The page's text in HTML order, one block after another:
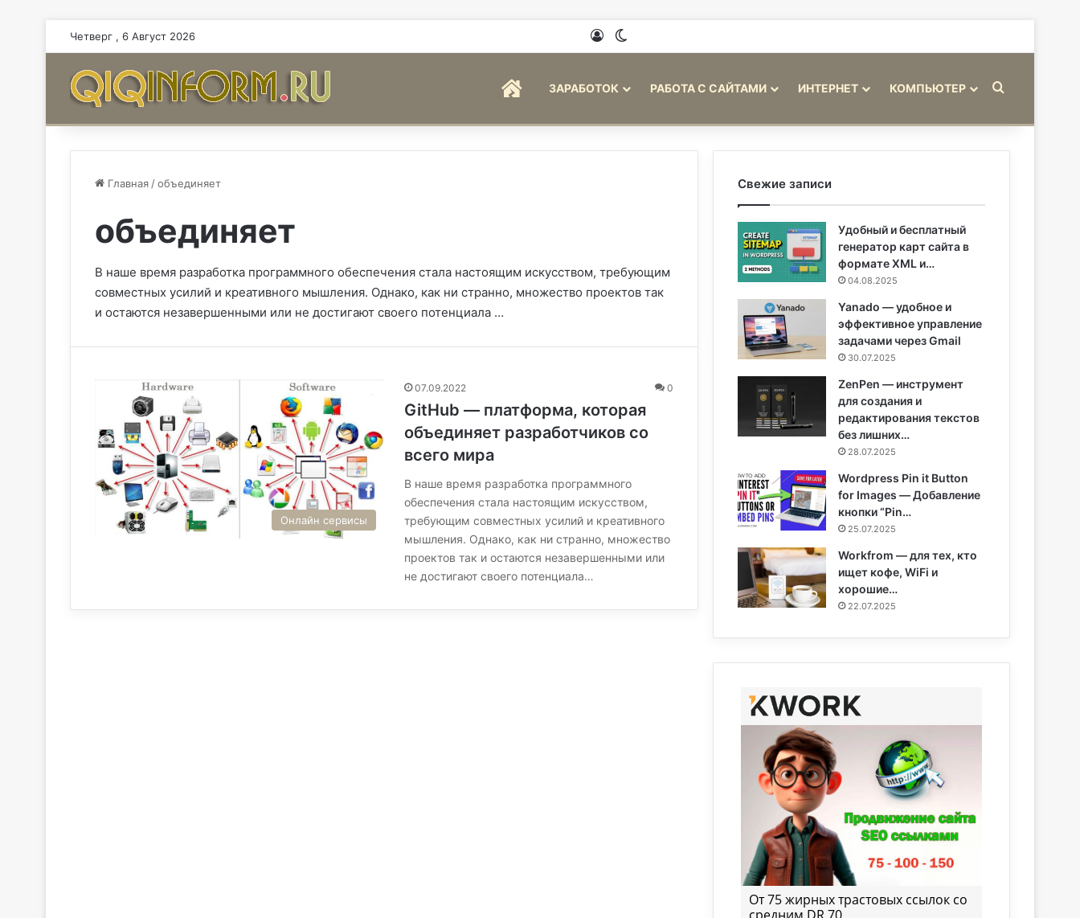
Четверг , 6 Август 2026 Войти
ГЛАВНАЯЗАРАБОТОК РАБОТА С САЙТАМИ ИНТЕРНЕТ КОМПЬЮТЕР
Главная /объединяет
объединяет
В наше время разработка программного обеспечения стала настоящим искусством, требующим
совместных усилий и креативного мышления. Однако, как ни странно, множество проектов так
и остаются незавершенными или не достигают своего потенциала …
Онлайн сервисы
07.09.2022 0
GitHub — платформа, которая
объединяет разработчиков со
всего мира
В наше время разработка программного
обеспечения стала настоящим искусством,
требующим совместных усилий и креативного
мышления. Однако, как ни странно, множество
проектов так и остаются незавершенными или
не достигают своего потенциала…
Свежие записи
Удобный и бесплатный
генератор карт сайта в
формате XML и…
04.08.2025
Yanado — удобное и
эффективное управление
задачами через Gmail
30.07.2025
ZenPen — инструмент
для создания и
редактирования текстов
без лишних…
28.07.2025
Wordpress Pin it Button
for Images — Добавление
кнопки “Pin…
25.07.2025
Workfrom — для тех, кто
ищет кофе, WiFi и
хорошие…
22.07.2025